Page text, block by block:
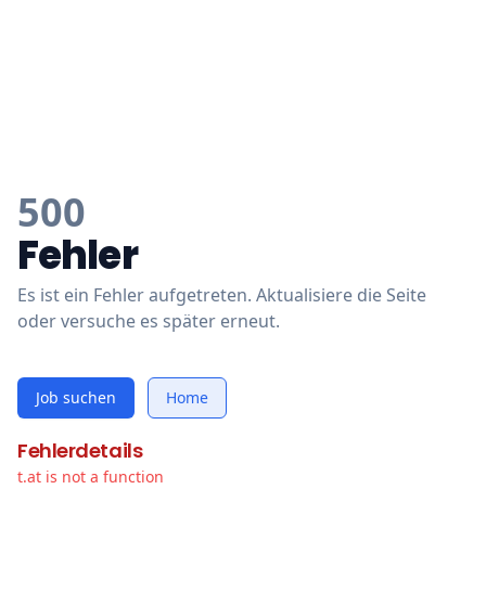
500
Fehler
Es ist ein Fehler aufgetreten. Aktualisiere die Seite
oder versuche es später erneut.
Job suchen Home
Fehlerdetails
t.at is not a function